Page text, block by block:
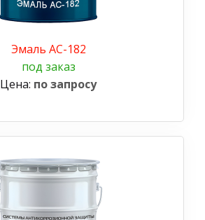
Эмаль АС-182
под заказ
Цена: по запросу